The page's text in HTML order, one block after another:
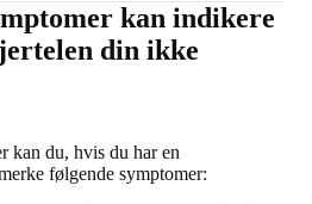
kan indikere
din ikke
kan du, hvis du har en
følgende symptomer: